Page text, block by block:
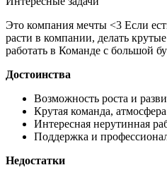
Это компания мечты <3 Если
расти в компании, делать
работать в Команде с большой
Достоинства
Возможность роста и
Крутая команда,
Интересная нерутинная
Поддержка и
Недостатки